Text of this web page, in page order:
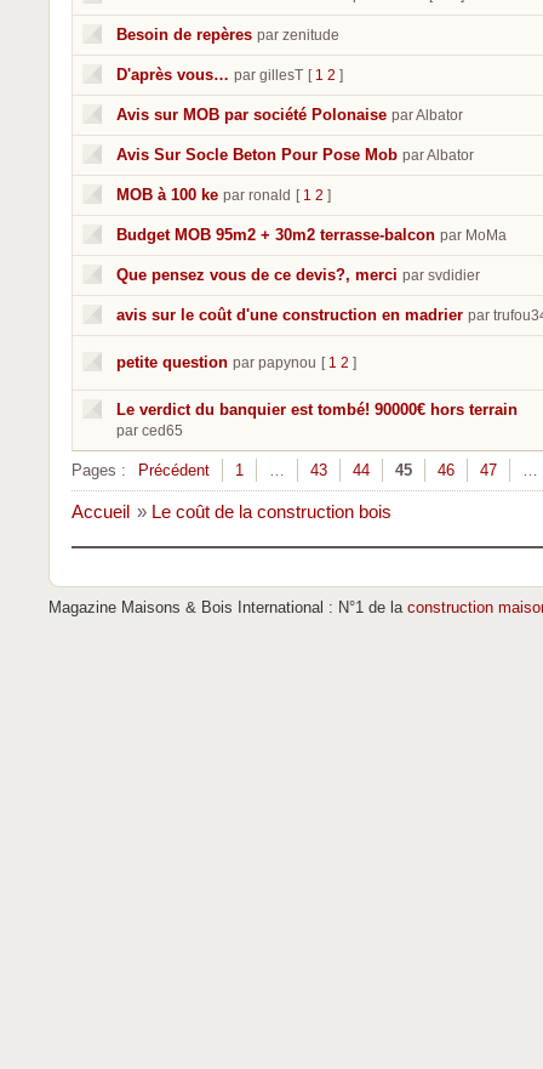
Besoin de repères par zenitude
D'après vous… par gillesT [ 1 2 ]
Avis sur MOB par société Polonaise par Albator
Avis Sur Socle Beton Pour Pose Mob par Albator
MOB à 100 ke par ronald [ 1 2 ]
Budget MOB 95m2 + 30m2 terrasse-balcon par MoMa
Que pensez vous de ce devis?, merci par svdidier
avis sur le coût d'une construction en madrier par
petite question par papynou [ 1 2 ]
Le verdict du banquier est tombé! 90000€ hors terrain
par ced65
Pages : Précédent 1 … 43 44 45 46 47 …
Accueil » Le coût de la construction bois
Magazine Maisons & Bois International : N°1 de la construction